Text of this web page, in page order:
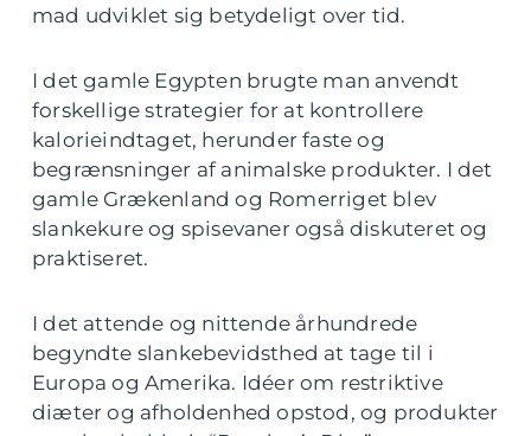
mad udviklet sig betydeligt over tid.
I det gamle Egypten brugte man anvendt
forskellige strategier for at kontrollere
kalorieindtaget, herunder faste og
begrænsninger af animalske produkter. I det
gamle Grækenland og Romerriget blev
slankekure og spisevaner også diskuteret og
praktiseret.
I det attende og nittende århundrede
begyndte slankebevidsthed at tage til i
Europa og Amerika. Idéer om restriktive
diæter og afholdenhed opstod, og produkter